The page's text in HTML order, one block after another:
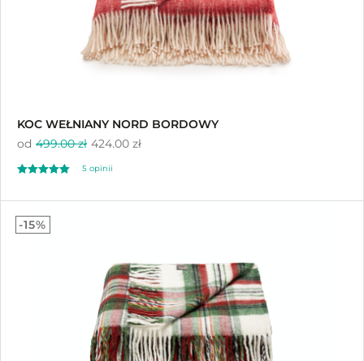
KOC WEŁNIANY NORD BORDOWY
od
424.00 zł
499.00 zł
na 5
5 opinii
-15%